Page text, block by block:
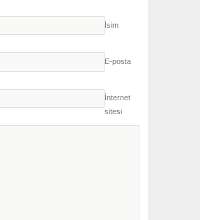
İsim
E-posta
İnternet
sitesi